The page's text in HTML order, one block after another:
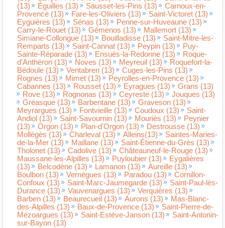
(13)
Éguilles (13) Sausset-les-Pins (13)
Carnoux-en-
Provence (13)
Fare-les-Oliviers (13)
Saint-Victoret (13)
Eyguières (13)
Sénas (13)
Penne-sur-Huveaune (13)
Carry-le-Rouet (13)
Gémenos (13)
Mallemort (13)
Simiane-Collongue (13)
Bouilladisse (13)
Saint-Mitre-les-
Remparts (13)
Saint-Cannat (13) Peypin (13)
Puy-
Sainte-Réparade (13)
Ensuès-la-Redonne (13)
Roque-
d'Anthéron (13)
Noves (13) Meyreuil (13)
Roquefort-la-
Bédoule (13)
Ventabren (13)
Cuges-les-Pins (13)
Rognes (13)
Mimet (13)
Peyrolles-en-Provence (13)
Cabannes (13)
Rousset (13) Eyragues (13)
Grans (13)
Rove (13)
Rognonas (13) Ceyreste (13)
Jouques (13)
Gréasque (13)
Barbentane (13)
Graveson (13)
Meyrargues (13)
Fontvieille (13) Coudoux (13)
Saint-
Andiol (13)
Saint-Savournin (13) Mouriès (13)
Peynier
(13)
Orgon (13) Plan-d'Orgon (13)
Destrousse (13)
Mollégès (13)
Charleval (13) Alleins(13)
Saintes-Maries-
de-la-Mer (13)
Maillane (13)
Saint-Étienne-du-Grès (13)
Tholonet (13)
Cadolive (13)
Châteauneuf-le-Rouge (13)
Maussane-les-Alpilles (13)
Puyloubier (13)
Eygalières
(13)
Belcodène (13) Lamanon (13)
Aureille (13)
Boulbon (13)
Vernègues (13) Paradou (13)
Cornillon-
Confoux (13)
Saint-Marc-Jaumegarde (13)
Saint-Paul-lès-
Durance (13)
Vauvenargues (13)
Verquières (13)
Barben (13)
Beaurecueil (13) Aurons (13)
Mas-Blanc-
des-Alpilles (13)
Baux-de-Provence (13)
Saint-Pierre-de-
Mézoargues (13)
Saint-Estève-Janson (13)
Saint-Antonin-
sur-Bayon (13)